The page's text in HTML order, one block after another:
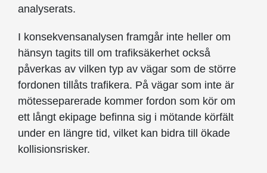
analyserats.
I konsekvensanalysen framgår inte heller om
hänsyn tagits till om trafiksäkerhet också
påverkas av vilken typ av vägar som de större
fordonen tillåts trafikera. På vägar som inte är
mötesseparerade kommer fordon som kör om
ett långt ekipage befinna sig i mötande körfält
under en längre tid, vilket kan bidra till ökade
kollisionsrisker.